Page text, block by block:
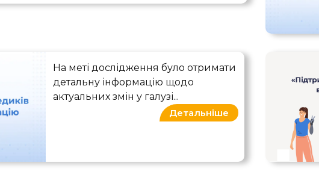
Погляд медиків та пацієнтів на реабілітацію в Україні
На меті дослідження було отримати
детальну інформацію щодо
актуальних змін у галузі...
Детальніше